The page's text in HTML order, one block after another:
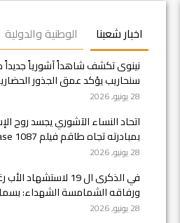
اخبار شعبنا الوطنية والدولية
نينوى تكشف شاهداً آشورياً
سنحاريب يؤكد عمق الجذور
28 يونيو, 2026
اتحاد النساء الآشوري يجسد روح
بمبادرته تجاه طاقم فيلم Case 1087
28 يونيو, 2026
في الذكرى ال 19
ورفاقه الشمامسة الشهداء:
28 يونيو, 2026